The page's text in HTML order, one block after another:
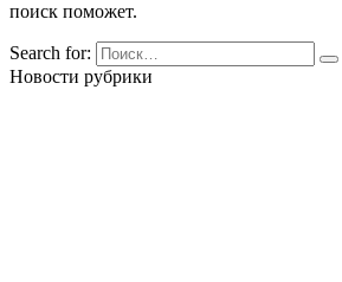
поиск поможет.
Search for:
Новости рубрики